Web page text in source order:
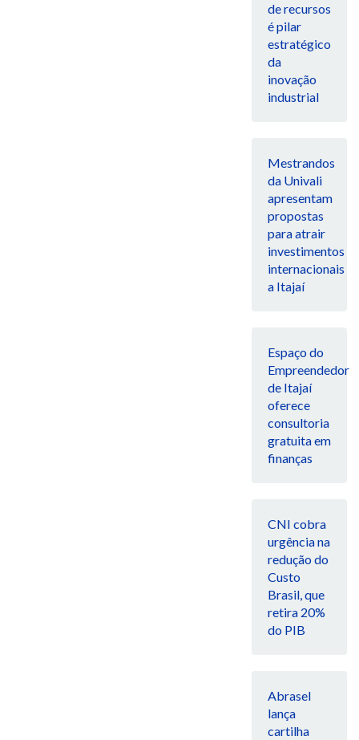
de recursos
é pilar
estratégico
da
inovação
industrial
Mestrandos
da Univali
apresentam
propostas
para atrair
investimentos
internacionais
a Itajaí
Espaço do
Empreendedor
de Itajaí
oferece
consultoria
gratuita em
finanças
CNI cobra
urgência na
redução do
Custo
Brasil, que
retira 20%
do PIB
Abrasel
lança
cartilha